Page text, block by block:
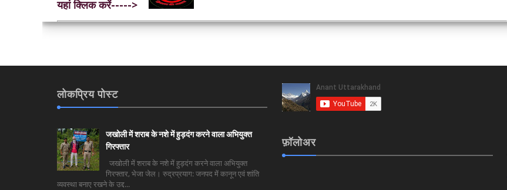
यहां क्लिक करें----->
लोकप्रिय पोस्ट
जखोली में शराब के नशे में हुड़दंग करने वाला अभियुक्त
गिरफ्तार
जखोली में शराब के नशे में हुड़दंग करने वाला अभियुक्त
गिरफ्तार, भेजा जेल। रुद्रप्रयाग: जनपद में कानून एवं शांति
व्यवस्था बनाए रखने के उद्द...
फ़ॉलोअर